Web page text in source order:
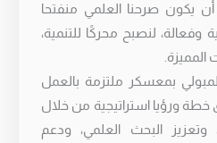
يكون صرحنا العلمي منفتحا
وفعالة، لنصبح محركًا للتنمية،
بمعسكر ملتزمة بالعمل
خطة ورؤيا استراتيجية من خلال
وتعزيز البحث العلمي، ودعم